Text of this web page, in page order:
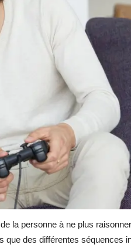
la personne à ne plus
que des différentes séquences